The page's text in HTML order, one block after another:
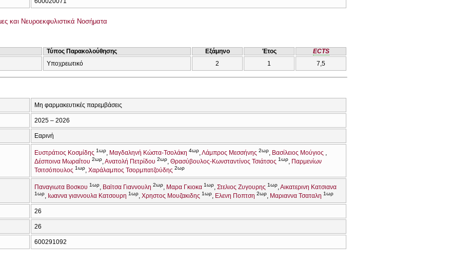
και Νευροεκφυλιστικά Νοσήματα
Τύπος Παρακολούθησης Εξάμηνο Έτος
ECTS
Υποχρεωτικό 2 1 7,5
Μη φαρμακευτικές παρεμβάσεις
2025 – 2026
Εαρινή
Ευστράτιος Κοσμίδης 1ωρ Μαγδαληνή Κώστα-Τσολάκη 4ωρ Λάμπρος Μεσσήνης 2ωρ
Βασίλειος Μούγιος
Δέσποινα Μωραΐτου 2ωρ Ανατολή Πετρίδου 2ωρ Θρασύβουλος-Κωνσταντίνος Τσιάτσος 1ωρ
Παρμενίων
Τσιτσόπουλος 1ωρ Χαράλαμπος Τσορμπατζούδης 2ωρ
Παναγιωτα Βοσκου 1ωρ Βαϊτσα Γιαννουλη 2ωρ Μαρα Γκιοκα 1ωρ Στελιος Ζυγουρης 1ωρ Αικατερινη Κατσιανα
1ωρ Ιωαννα γιαννουλα Κατσουρη 1ωρ Χρηστος Μουζακιδης 1ωρ Ελενη Ποπτση 2ωρ Μαριαννα Τσαταλη 1ωρ
26
26
600291092